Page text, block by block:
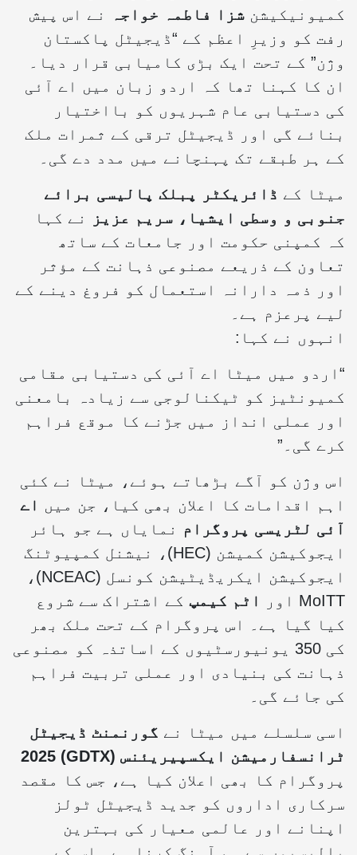
کمیونیکیشن شزا فاطمہ خواجہ
نے اس پیش
رفت کو وزیرِ اعظم کے “ڈیجیٹل پاکستان
وژن” کے تحت ایک بڑی کامیابی قرار دیا۔
ان کا کہنا تھا کہ اردو زبان میں اے آئی
کی دستیابی عام شہریوں کو بااختیار
بنائے گی اور ڈیجیٹل ترقی کے ثمرات ملک
کے ہر طبقے تک پہنچانے میں مدد دے گی۔
میٹا کے ڈائریکٹر پبلک پالیسی برائے
جنوبی و وسطی ایشیا، سریم عزیز
نے کہا
کہ کمپنی حکومت اور جامعات کے ساتھ
تعاون کے ذریعے مصنوعی ذہانت کے مؤثر
اور ذمہ دارانہ استعمال کو فروغ دینے کے
لیے پرعزم ہے۔
انہوں نے کہا:
“اردو میں میٹا اے آئی کی دستیابی مقامی
کمیونٹیز کو ٹیکنالوجی سے زیادہ بامعنی
اور عملی انداز میں جڑنے کا موقع فراہم
کرے گی۔”
اس وژن کو آگے بڑھاتے ہوئے، میٹا نے کئی
اہم اقدامات کا اعلان بھی کیا، جن میں اے
آئی لٹریسی پروگرام
نمایاں ہے جو ہائر
ایجوکیشن کمیشن (HEC)، نیشنل کمپیوٹنگ
ایجوکیشن ایکریڈیٹیشن کونسل (NCEAC)،
MoITT اور
اٹم کیمپ کے اشتراک سے شروع
کیا گیا ہے۔ اس پروگرام کے تحت ملک بھر
کی 350 یونیورسٹیوں کے اساتذہ کو مصنوعی
ذہانت کی بنیادی اور عملی تربیت فراہم
کی جائے گی۔
اسی سلسلے میں میٹا نے گورنمنٹ ڈیجیٹل
ٹرانسفارمیشن ایکسپیریئنس (GDTX) 2025
پروگرام کا بھی اعلان کیا ہے، جس کا مقصد
سرکاری اداروں کو جدید ڈیجیٹل ٹولز
اپنانے اور عالمی معیار کی بہترین